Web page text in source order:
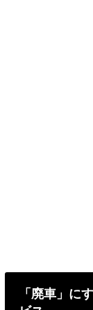
「廃車」に